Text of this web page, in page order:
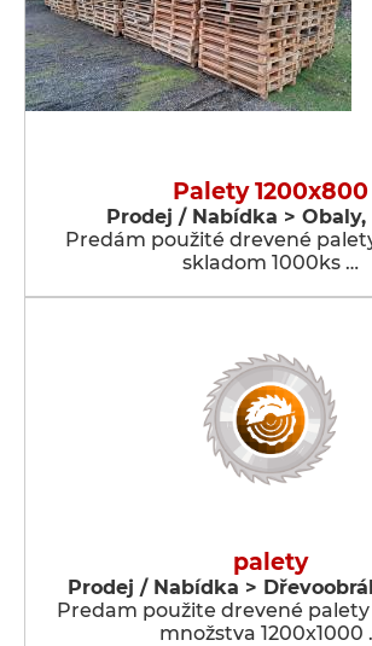
Palety 1200x800
Prodej / Nabídka >
Predám použité drevené
skladom 1000ks …
palety
Prodej / Nabídka >
Predam použite drevené
množstva 1200x1000